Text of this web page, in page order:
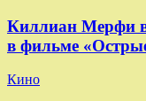
Киллиан Мерфи
в фильме
Кино